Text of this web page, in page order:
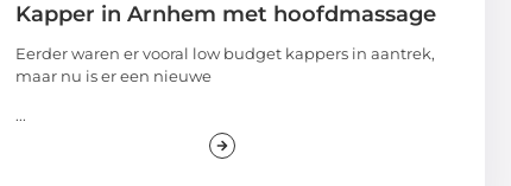
Kapper in Arnhem met hoofdmassage
Eerder waren er vooral low budget kappers in aantrek,
maar nu is er een nieuwe
...